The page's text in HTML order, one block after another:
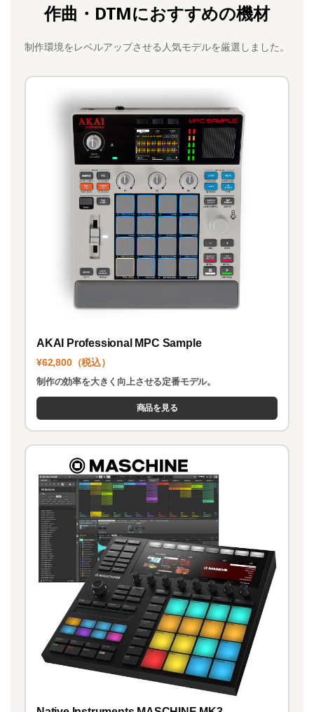
作曲・DTMにおすすめの機材
制作環境をレベルアップさせる人気モデルを厳選しました。
AKAI Professional MPC Sample
¥62,800（税込）
制作の効率を大きく向上させる定番モデル。
商品を見る